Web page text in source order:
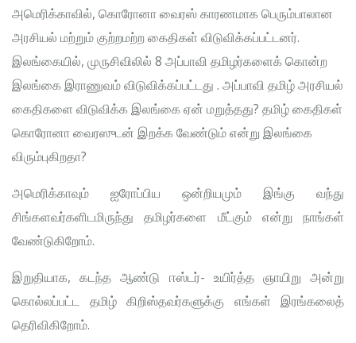
அமெரிக்காவில், கொரோனா வைரஸ் காரணமாக பெரும்பாலான
அரசியல் மற்றும் குற்றமற்ற கைதிகள் விடுவிக்கப்பட்டனர்.
இலங்கையில், முருசிவிலில் 8 அப்பாவி தமிழர்களைக் கொன்ற
இலங்கை இராணுவம் விடுவிக்கப்பட்டது . அப்பாவி தமிழ் அரசியல்
கைதிகளை விடுவிக்க இலங்கை ஏன் மறுத்தது? தமிழ் கைதிகள்
கொரோனா வைரஸுடன் இறக்க வேண்டும் என்று இலங்கை
விரும்புகிறதா?
அமெரிக்காவும் ஐரோப்பிய ஒன்றியமும் இங்கு வந்து
சிங்களவர்களிடமிருந்து தமிழர்களை மீட்கும் என்று நாங்கள்
வேண்டுகிறோம்.
இறுதியாக, கடந்த ஆண்டு ஈஸ்டர்- உயிர்த்த ஞாயிறு அன்று
கொல்லப்பட்ட தமிழ் கிறிஸ்தவர்களுக்கு எங்கள் இரங்கலைத்
தெரிவிகிறோம்.